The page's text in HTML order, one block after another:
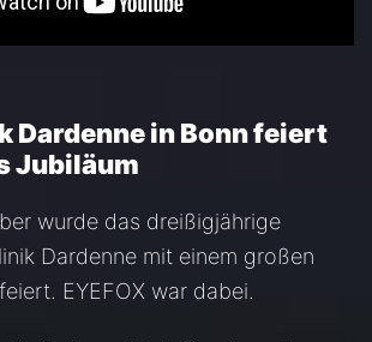
Dardenne in Bonn feiert
Jubiläum
wurde das dreißigjährige
Dardenne mit einem großen
EYEFOX war dabei.